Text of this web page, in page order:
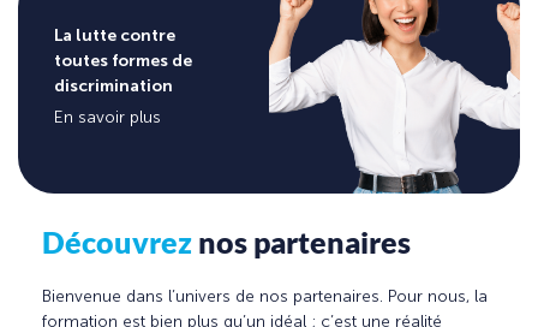
La lutte contre
toutes formes de
discrimination
En savoir plus
Découvrez nos partenaires
Bienvenue dans l’univers de nos partenaires. Pour nous, la
formation est bien plus qu’un idéal ; c’est une réalité